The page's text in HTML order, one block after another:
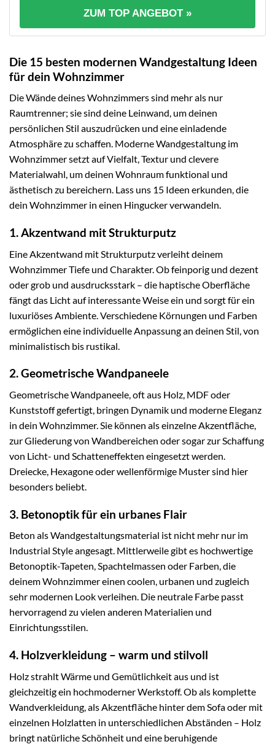
ZUM TOP ANGEBOT »
Die 15 besten modernen Wandgestaltung Ideen
für dein Wohnzimmer
Die Wände deines Wohnzimmers sind mehr als nur
Raumtrenner; sie sind deine Leinwand, um deinen
persönlichen Stil auszudrücken und eine einladende
Atmosphäre zu schaffen. Moderne Wandgestaltung im
Wohnzimmer setzt auf Vielfalt, Textur und clevere
Materialwahl, um deinen Wohnraum funktional und
ästhetisch zu bereichern. Lass uns 15 Ideen erkunden, die
dein Wohnzimmer in einen Hingucker verwandeln.
1. Akzentwand mit Strukturputz
Eine Akzentwand mit Strukturputz verleiht deinem
Wohnzimmer Tiefe und Charakter. Ob feinporig und dezent
oder grob und ausdrucksstark – die haptische Oberfläche
fängt das Licht auf interessante Weise ein und sorgt für ein
luxuriöses Ambiente. Verschiedene Körnungen und Farben
ermöglichen eine individuelle Anpassung an deinen Stil, von
minimalistisch bis rustikal.
2. Geometrische Wandpaneele
Geometrische Wandpaneele, oft aus Holz, MDF oder
Kunststoff gefertigt, bringen Dynamik und moderne Eleganz
in dein Wohnzimmer. Sie können als einzelne Akzentfläche,
zur Gliederung von Wandbereichen oder sogar zur Schaffung
von Licht- und Schatteneffekten eingesetzt werden.
Dreiecke, Hexagone oder wellenförmige Muster sind hier
besonders beliebt.
3. Betonoptik für ein urbanes Flair
Beton als Wandgestaltungsmaterial ist nicht mehr nur im
Industrial Style angesagt. Mittlerweile gibt es hochwertige
Betonoptik-Tapeten, Spachtelmassen oder Farben, die
deinem Wohnzimmer einen coolen, urbanen und zugleich
sehr modernen Look verleihen. Die neutrale Farbe passt
hervorragend zu vielen anderen Materialien und
Einrichtungsstilen.
4. Holzverkleidung – warm und stilvoll
Holz strahlt Wärme und Gemütlichkeit aus und ist
gleichzeitig ein hochmoderner Werkstoff. Ob als komplette
Wandverkleidung, als Akzentfläche hinter dem Sofa oder mit
einzelnen Holzlatten in unterschiedlichen Abständen – Holz
bringt natürliche Schönheit und eine beruhigende